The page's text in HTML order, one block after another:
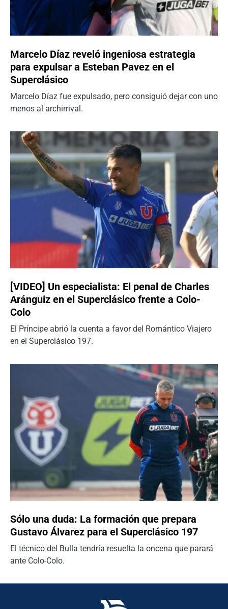
Marcelo Díaz reveló ingeniosa estrategia
para expulsar a Esteban Pavez en el
Superclásico
Marcelo Díaz fue expulsado, pero consiguió dejar con uno
menos al archirrival.
[VIDEO] Un especialista: El penal de Charles
Aránguiz en el Superclásico frente a Colo-
Colo
El Príncipe abrió la cuenta a favor del Romántico Viajero
en el Superclásico 197.
Sólo una duda: La formación que prepara
Gustavo Álvarez para el Superclásico 197
El técnico del Bulla tendría resuelta la oncena que parará
ante Colo-Colo.